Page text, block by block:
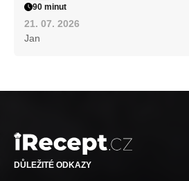
90 minut
21. 07. 2026
Jan
DŮLEŽITÉ ODKAZY